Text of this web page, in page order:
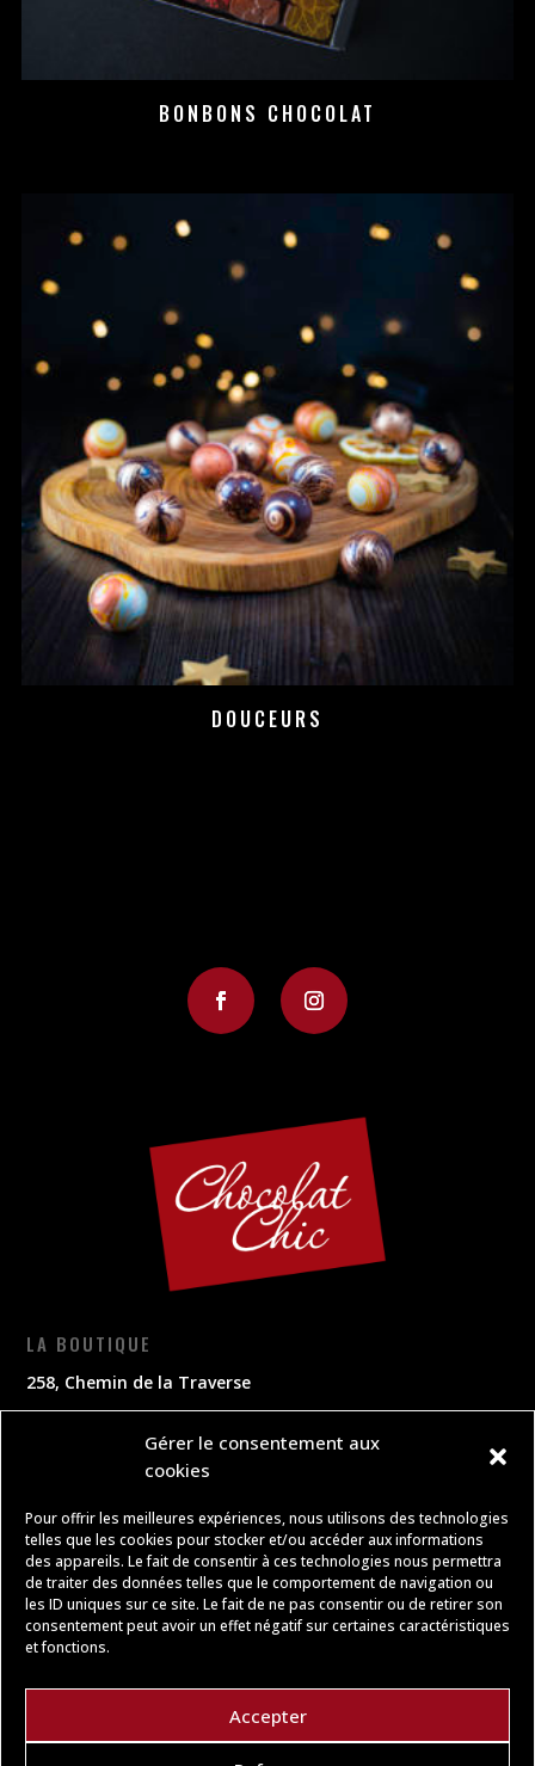
Gérer le consentement aux
cookies
Pour offrir les meilleures expériences, nous utilisons des technologies
telles que les cookies pour stocker et/ou accéder aux informations
des appareils. Le fait de consentir à ces technologies nous permettra
de traiter des données telles que le comportement de navigation ou
les ID uniques sur ce site. Le fait de ne pas consentir ou de retirer son
consentement peut avoir un effet négatif sur certaines caractéristiques
et fonctions.
Accepter
BONBONS CHOCOLAT
DOUCEURS
LA BOUTIQUE
258, Chemin de la Traverse
03 88 97 60 73
contact.chocolatchic@gmail.com
OUVERT
14h00 – 17h00